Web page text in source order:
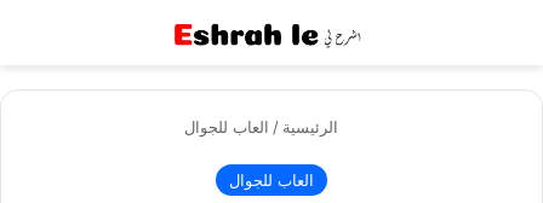
الرئيسية / العاب للجوال
العاب للجوال